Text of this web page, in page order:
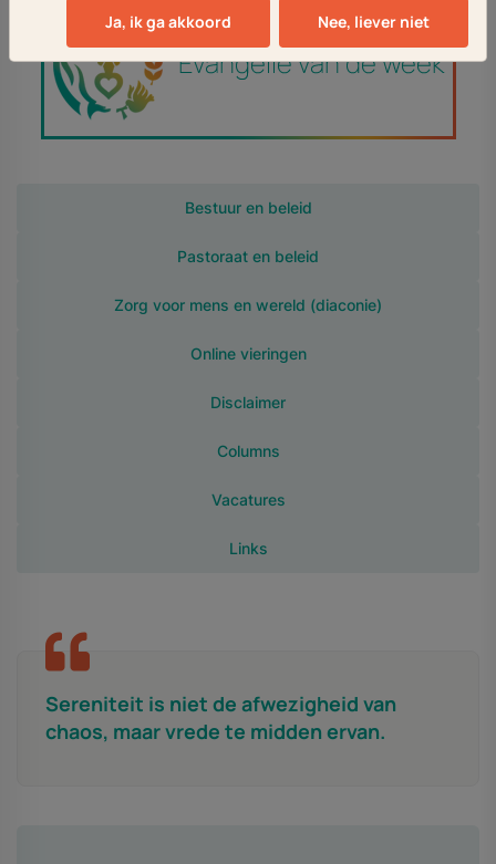
Ja, ik ga akkoord Nee, liever niet
Bestuur en beleid
Pastoraat en beleid
Zorg voor mens en wereld (diaconie)
Online vieringen
Disclaimer
Columns
Vacatures
Links
Sereniteit is niet de afwezigheid van
chaos, maar vrede te midden ervan.